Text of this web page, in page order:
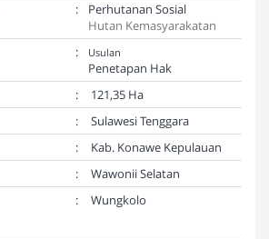
:
Perhutanan Sosial
Hutan Kemasyarakatan
: Usulan
Penetapan Hak
:
121,35 Ha
:
Sulawesi Tenggara
:
Kab. Konawe Kepulauan
:
Wawonii Selatan
: Wungkolo